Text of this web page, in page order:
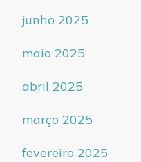
junho 2025
maio 2025
abril 2025
março 2025
fevereiro 2025